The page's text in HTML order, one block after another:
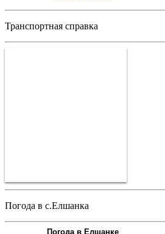
Транспортная справка
Погода в с.Елшанка
Погода в Елшанке